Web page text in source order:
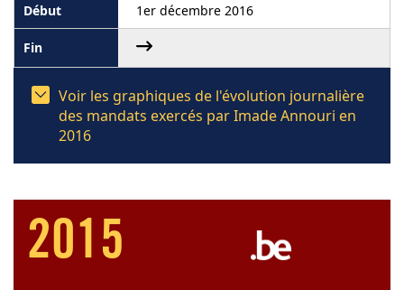
1er décembre 2016
Voir les graphiques de l'évolution journalière
des mandats exercés par Imade Annouri en
2016
2015